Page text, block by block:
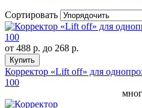
Сортировать
от 488 р. до 268 р.
Купить
Корректор «Lift off» для
100